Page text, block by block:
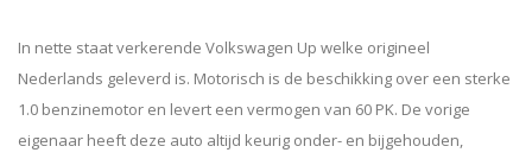
In nette staat verkerende Volkswagen Up welke origineel
Nederlands geleverd is. Motorisch is de beschikking over een sterke
1.0 benzinemotor en levert een vermogen van 60 PK. De vorige
eigenaar heeft deze auto altijd keurig onder- en bijgehouden,